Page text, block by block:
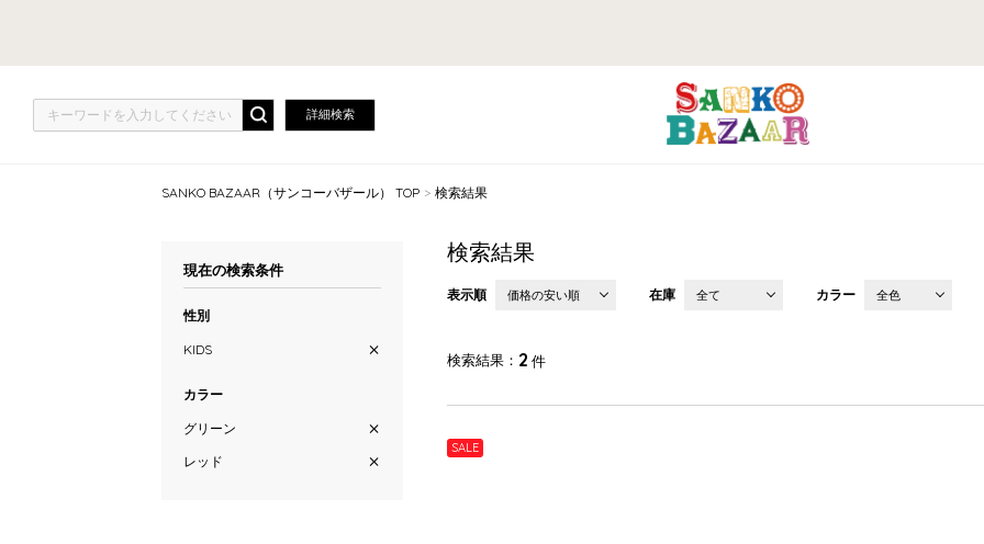
詳細検索
SANKO BAZAAR（サンコーバザール） TOP 検索結果
検索結果
表示順 価格の安い順 在庫 全て カラー 全色
検索結果 2 件
SALE
現在の検索条件
性別
KIDS
カラー
グリーン
レッド